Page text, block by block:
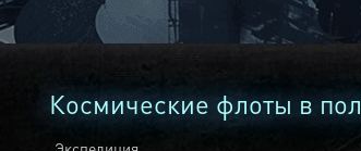
Космические флоты в